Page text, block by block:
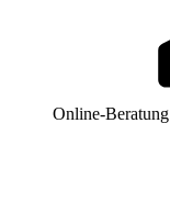
Online-Beratung